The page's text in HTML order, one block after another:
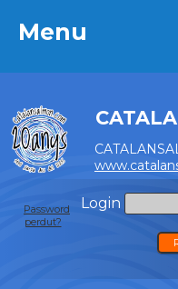
Menu
Login
Password
perdut?
Menu